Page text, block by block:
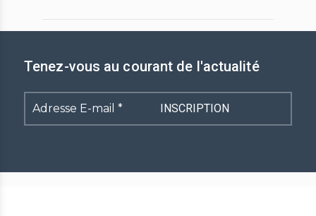
Tenez-vous au courant de l'actualité
Adresse
E-